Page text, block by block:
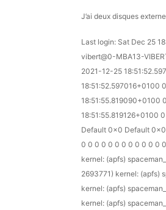
J’ai deux disques
Last login: Sat Dec 25
vibert@0-MBA13-
2021-12-25
18:51:52.597016+0100
18:51:55.819090+0100
18:51:55.819126+0100
Default 0x0 Default
0 0 0 0 0 0 0 0 0 0 0 0
kernel: (apfs)
2693771) kernel: (apfs)
kernel: (apfs)
kernel: (apfs)